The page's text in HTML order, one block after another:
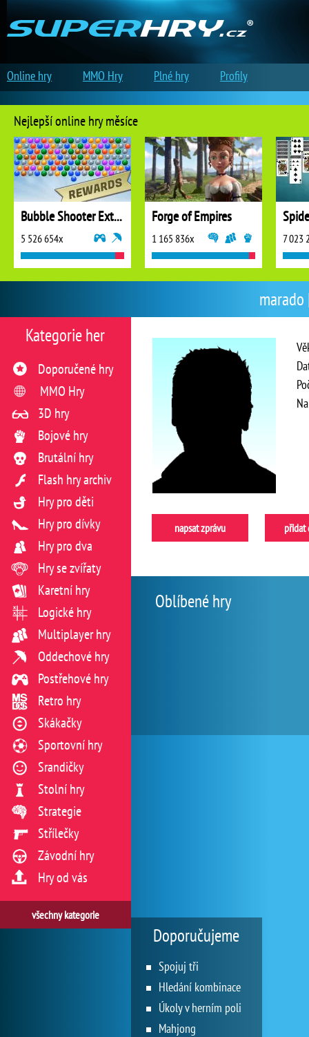
napsat zprávu přidat
Oblíbené hry
Kategorie her
Doporučené hry
MMO Hry
3D hry
Bojové hry
Brutální hry
Flash hry archiv
Hry pro děti
Hry pro dívky
Hry pro dva
Hry se zvířaty
Karetní hry
Logické hry
Multiplayer hry
Oddechové hry
Postřehové hry
Retro hry
Skákačky
Sportovní hry
Srandičky
Stolní hry
Strategie
Střílečky
Závodní hry
Hry od vás
všechny kategorie
Doporučujeme
Spojuj tři
Hledání kombinace
Úkoly v herním poli
Mahjong
Nejlepší online hry měsíce
Bubble Shooter Extreme
5 526 654x
Forge of Empires
1 165 836x 7 023
Online hry MMO Hry Plné hry Profily